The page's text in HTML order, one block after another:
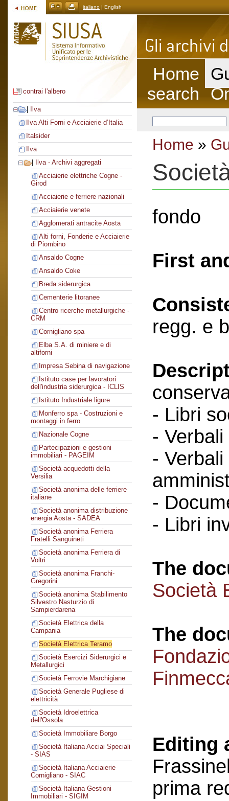
italiano | English
contrai l'albero
Ilva
Ilva Alti Forni e Acciaierie d’Italia
Italsider
Ilva
Ilva - Archivi aggregati
Acciaierie elettriche Cogne -
Girod
Acciaierie e ferriere nazionali
Acciaierie venete
Agglomerati antracite Aosta
Alti forni, Fonderie e Acciaierie
di Piombino
Ansaldo Cogne
Ansaldo Coke
Breda siderurgica
Cementerie litoranee
Centro ricerche metallurgiche -
CRM
Cornigliano spa
Elba S.A. di miniere e di
altiforni
Impresa Sebina di navigazione
Istituto case per lavoratori
dell'industria siderurgica - ICLIS
Istituto Industriale ligure
Monferro spa - Costruzioni e
montaggi in ferro
Nazionale Cogne
Partecipazioni e gestioni
immobiliari - PAGEIM
Società acquedotti della
Versilia
Società anonima delle ferriere
italiane
Società anonima distribuzione
energia Aosta - SADEA
Società anonima Ferriera
Fratelli Sanguineti
Società anonima Ferriera di
Voltri
Società anonima Franchi-
Gregorini
Società anonima Stabilimento
Silvestro Nasturzio di
Sampierdarena
Società Elettrica della
Campania
Società Elettrica Teramo
Società Esercizi Siderurgici e
Metallurgici
Società Ferrovie Marchigiane
Società Generale Pugliese di
elettricità
Società Idroelettrica
dell'Ossola
Società Immobiliare Borgo
Società Italiana Acciai Speciali
- SIAS
Società Italiana Acciaierie
Cornigliano - SIAC
Società Italiana Gestioni
Immobiliari - SIGIM
Home
search
Home »
fondo
First
regg. e
- Libri
-
-
-
- Libri
The
Società
The
Editing
prima